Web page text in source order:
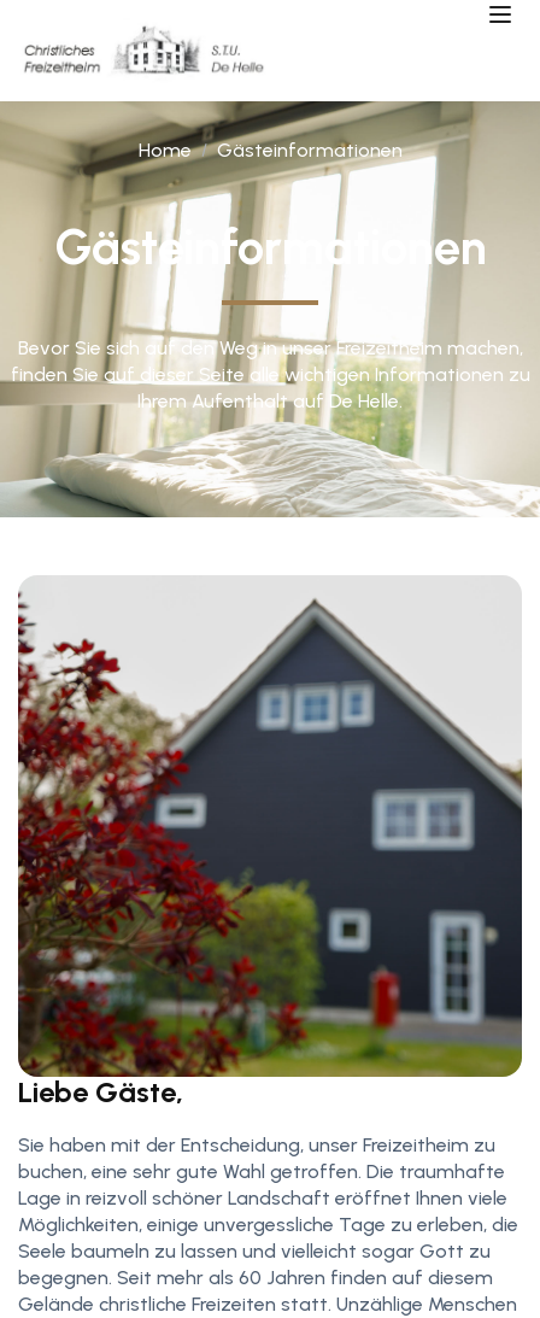
Home Gästeinformationen
Gästeinformationen
Bevor Sie sich auf den Weg in unser Freizeitheim machen,
finden Sie auf dieser Seite alle wichtigen Informationen zu
Ihrem Aufenthalt auf De Helle.
Liebe Gäste,
Sie haben mit der Entscheidung, unser Freizeitheim zu
buchen, eine sehr gute Wahl getroffen. Die traumhafte
Lage in reizvoll schöner Landschaft eröffnet Ihnen viele
Möglichkeiten, einige unvergessliche Tage zu erleben, die
Seele baumeln zu lassen und vielleicht sogar Gott zu
begegnen. Seit mehr als 60 Jahren finden auf diesem
Gelände christliche Freizeiten statt. Unzählige Menschen